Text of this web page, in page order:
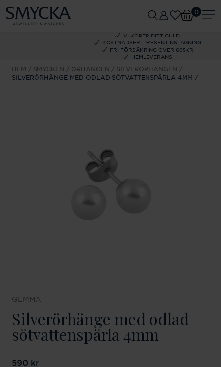
VI KÖPER DITT GULD
KOSTNADSFRI PRESENTINSLAGNING
FRI FÖRSÄKRING ÖVER 695KR
HEMLEVERANS
0
HEM SMYCKEN ÖRHÄNGEN
SILVERÖRHÄNGEN
SILVERÖRHÄNGE MED ODLAD SÖTVATTENSPÄRLA 4MM
GEMMA
Silverörhänge med odlad
sötvattenspärla 4mm
Pris:590 kr
590 kr